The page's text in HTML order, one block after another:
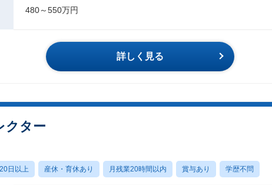
480～550万円
詳しく見る
クター
日以上 産休・育休あり 月残業20時間以内 賞与あり 学歴不問